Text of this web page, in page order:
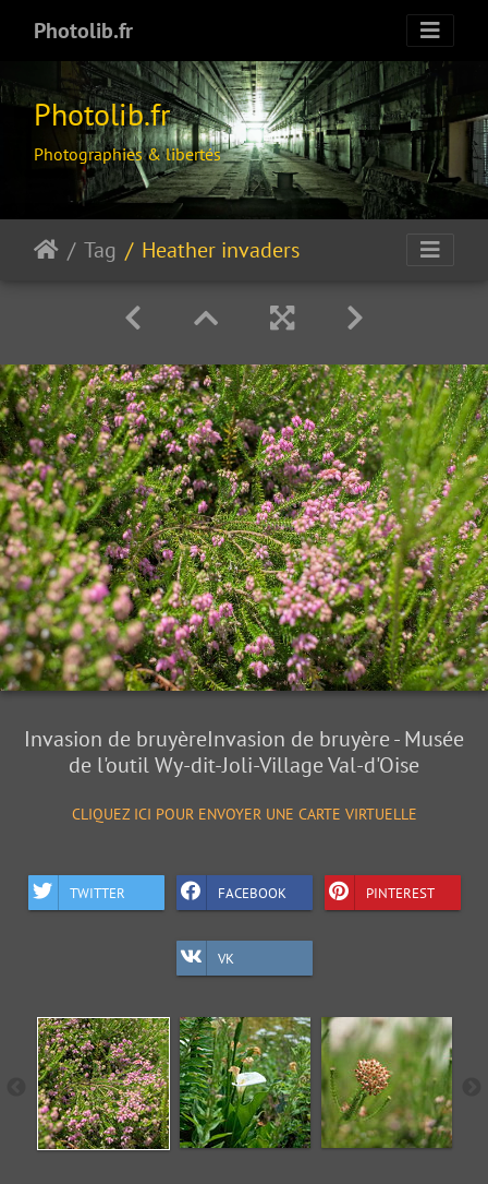
Photolib.fr
Photolib.fr
Photographies & libertés
Tag Heather invaders
Invasion de bruyèreInvasion de bruyère - Musée
de l'outil Wy-dit-Joli-Village Val-d'Oise
CLIQUEZ ICI POUR ENVOYER UNE CARTE VIRTUELLE
TWITTER FACEBOOK PINTEREST
VK